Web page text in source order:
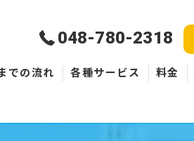
048-780-2318
での流れ 各種サービス 料金